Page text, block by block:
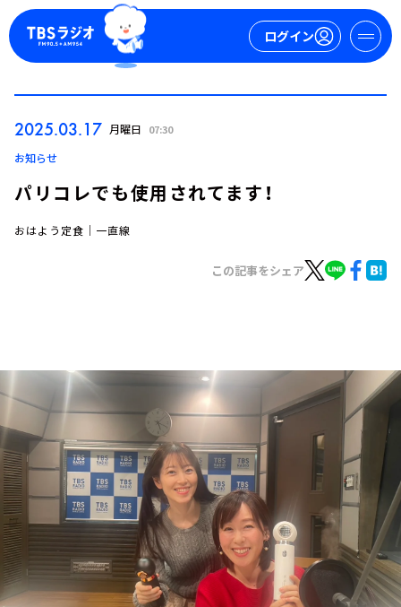
ログイン
トピックス
TBS Podcast
お知らせ
イベント・グッズ
YouTube
会社情報
2025.03.17 月曜日 07:30
お知らせ
パリコレでも使用されてます！
おはよう定食｜一直線
この記事をシェア